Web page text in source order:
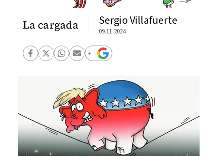
La cargada Sergio Villafuerte
09.11.2024